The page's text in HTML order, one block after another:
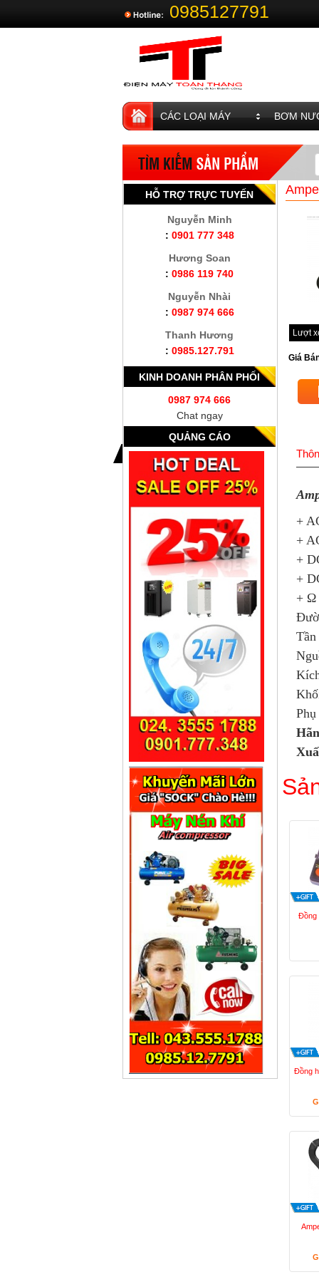
0985127791
CÁC LOẠI MÁY BƠM
Lượt
Giá
+
+
+
+
+ Ω
Đồng
Đồng
HỖ TRỢ TRỰC TUYẾN
Nguyễn Minh
: 0901 777 348
Hương Soan
: 0986 119 740
Nguyễn Nhài
: 0987 974 666
Thanh Hương
: 0985.127.791
KINH DOANH PHÂN PHỐI
0987 974 666
Chat ngay
QUẢNG CÁO